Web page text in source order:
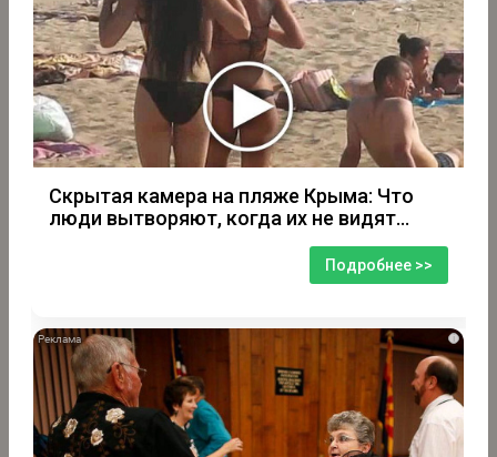
Скрытая камера на пляже Крыма: Что
люди вытворяют, когда их не видят...
Подробнее >>
i